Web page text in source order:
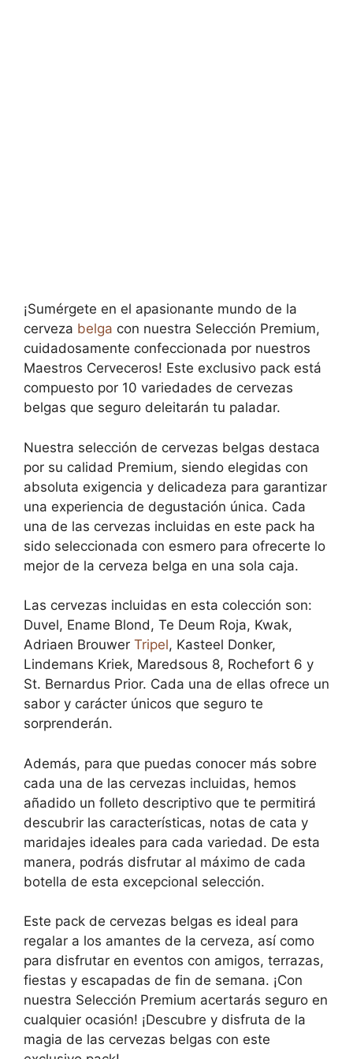
¡Sumérgete en el apasionante mundo de la
cerveza belga con nuestra Selección Premium,
cuidadosamente confeccionada por nuestros
Maestros Cerveceros! Este exclusivo pack está
compuesto por 10 variedades de cervezas
belgas que seguro deleitarán tu paladar.
Nuestra selección de cervezas belgas destaca
por su calidad Premium, siendo elegidas con
absoluta exigencia y delicadeza para garantizar
una experiencia de degustación única. Cada
una de las cervezas incluidas en este pack ha
sido seleccionada con esmero para ofrecerte lo
mejor de la cerveza belga en una sola caja.
Las cervezas incluidas en esta colección son:
Duvel, Ename Blond, Te Deum Roja, Kwak,
Adriaen Brouwer Tripel, Kasteel Donker,
Lindemans Kriek, Maredsous 8, Rochefort 6 y
St. Bernardus Prior. Cada una de ellas ofrece un
sabor y carácter únicos que seguro te
sorprenderán.
Además, para que puedas conocer más sobre
cada una de las cervezas incluidas, hemos
añadido un folleto descriptivo que te permitirá
descubrir las características, notas de cata y
maridajes ideales para cada variedad. De esta
manera, podrás disfrutar al máximo de cada
botella de esta excepcional selección.
Este pack de cervezas belgas es ideal para
regalar a los amantes de la cerveza, así como
para disfrutar en eventos con amigos, terrazas,
fiestas y escapadas de fin de semana. ¡Con
nuestra Selección Premium acertarás seguro en
cualquier ocasión! ¡Descubre y disfruta de la
magia de las cervezas belgas con este